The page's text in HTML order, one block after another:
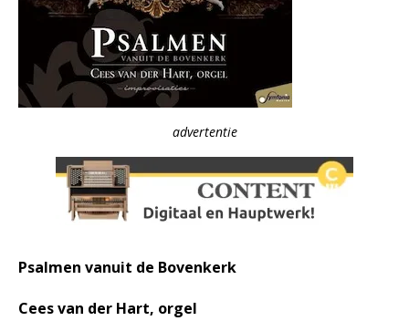
advertentie
Psalmen vanuit de Bovenkerk
Cees van der Hart, orgel